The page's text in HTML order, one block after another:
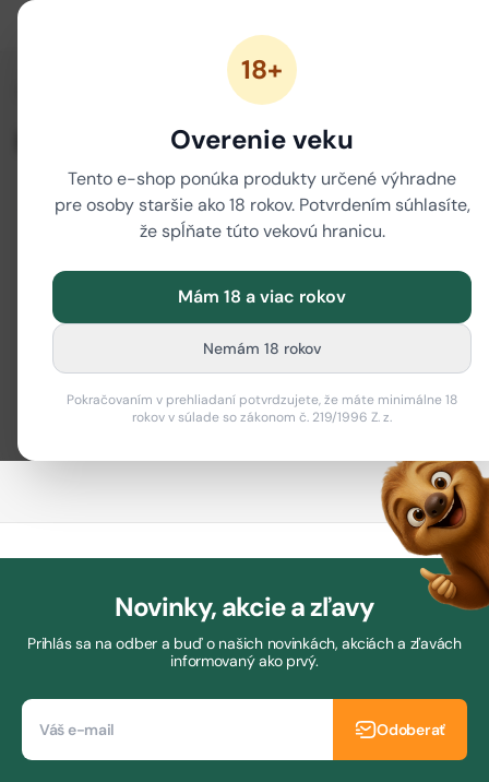
18+
Overenie veku
Tento e-shop ponúka produkty určené výhradne
pre osoby staršie ako 18 rokov. Potvrdením súhlasíte,
že spĺňate túto vekovú hranicu.
Mám 18 a viac rokov
Nemám 18 rokov
Pokračovaním v prehliadaní potvrdzujete, že máte minimálne 18
rokov v súlade so zákonom č. 219/1996 Z. z.
Bylinné kapsuly 18+
Filter
V tejto kategórii zatiaľ nie sú žiadne produkty.
Novinky, akcie a zľavy
Prihlás sa na odber a buď o našich novinkách, akciách a zľavách
informovaný ako prvý.
Odoberať